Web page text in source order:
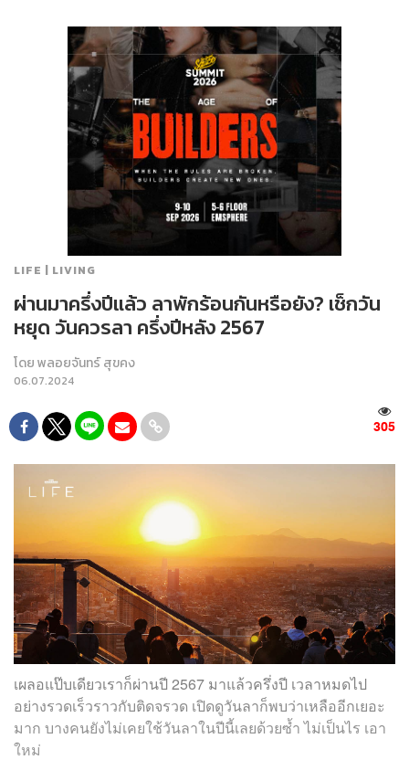
LIFE | LIVING
ผ่านมาครึ่งปีแล้ว ลาพักร้อนกันหรือยัง? เช็กวัน
หยุด วันควรลา ครึ่งปีหลัง 2567
โดยพลอยจันทร์ สุขคง
06.07.2024
305
เผลอแป๊บเดียวเราก็ผ่านปี 2567 มาแล้วครึ่งปี เวลาหมดไป
อย่างรวดเร็วราวกับติดจรวด เปิดดูวันลาก็พบว่าเหลืออีกเยอะ
มาก บางคนยังไม่เคยใช้วันลาในปีนี้เลยด้วยซ้ำ ไม่เป็นไร เอา
ใหม่